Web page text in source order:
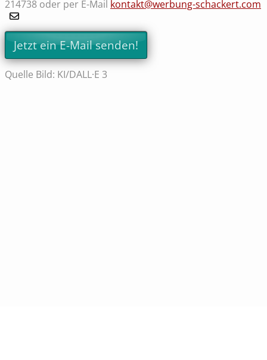
214738 oder per E-Mail kontakt@werbung-schackert.com
Jetzt ein E-Mail senden!
Quelle Bild: KI/DALL·E 3